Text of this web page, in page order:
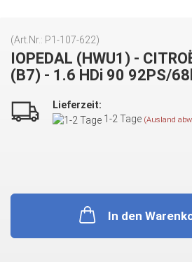
(Art.Nr.: P1-107-622)
IOPEDAL (HWU1) -
(B7) - 1.6 HDi 90 92PS/
Lieferzeit:
1-2 Tage (Ausland
In den